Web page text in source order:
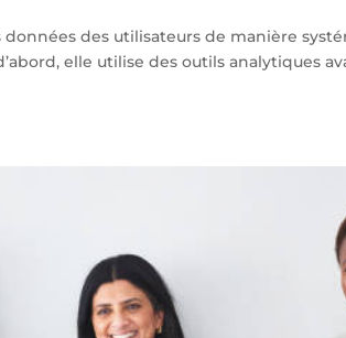
données des utilisateurs de manière
elle utilise des outils analytiques